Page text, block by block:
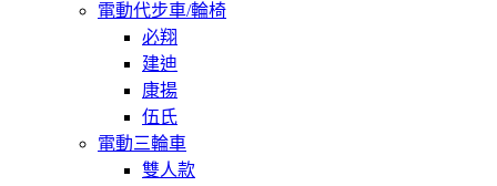
電動代步車/輪椅
必翔
建迪
康揚
伍氏
電動三輪車
雙人款